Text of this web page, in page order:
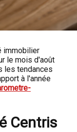
immobilier
le mois d'août
les tendances
à l'année
Centris